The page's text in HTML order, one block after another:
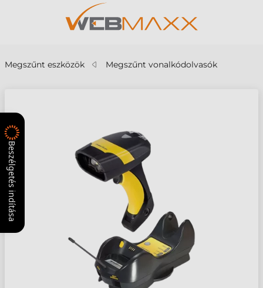
Megszűnt eszközök Megszűnt vonalkódolvasók
Beszélgetés indítása